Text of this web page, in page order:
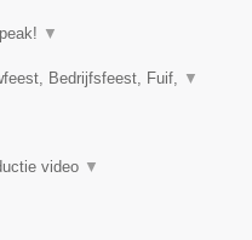
▼
Bedrijfsfeest, Fuif, ▼
video ▼